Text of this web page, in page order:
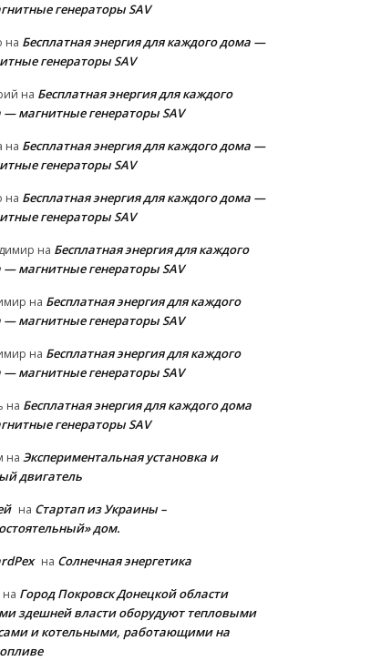
генераторы SAV
на Бесплатная энергия для каждого дома —
генераторы SAV
на Бесплатная энергия для каждого
магнитные генераторы SAV
на Бесплатная энергия для каждого дома —
генераторы SAV
на Бесплатная энергия для каждого дома —
генераторы SAV
на Бесплатная энергия для каждого
магнитные генераторы SAV
на Бесплатная энергия для каждого
магнитные генераторы SAV
на Бесплатная энергия для каждого
магнитные генераторы SAV
на Бесплатная энергия для каждого дома
генераторы SAV
на Экспериментальная установка и
двигатель
на Стартап из Украины –
дом.
на Солнечная энергетика
на Город Покровск Донецкой области
здешней власти оборудуют тепловыми
и котельными, работающими на